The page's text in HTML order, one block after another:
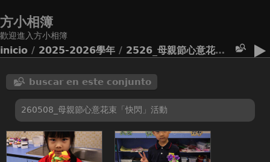
方小相簿
歡迎進入方小相簿
inicio / 2025-2026學年 / 2526_母親節心意花束「快閃」活動
buscar en este conjunto
260508_母親節心意花束「快閃」活動